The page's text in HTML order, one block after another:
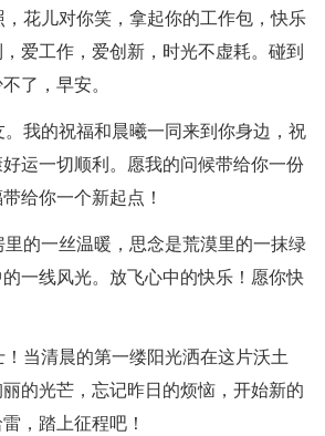
花儿对你笑，拿起你的工作包，快乐
，爱工作，爱创新，时光不虚耗。碰到
了，早安。
我的祝福和晨曦一同来到你身边，祝
运一切顺利。愿我的问候带给你一份
给你一个新起点！
的一丝温暖，思念是荒漠里的一抹绿
一线风光。放飞心中的快乐！愿你快
当清晨的第一缕阳光洒在这片沃土
丽的光芒，忘记昨日的烦恼，开始新的
，踏上征程吧！